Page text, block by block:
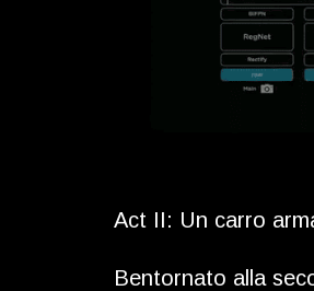
Act II: Un carro
Bentornato alla